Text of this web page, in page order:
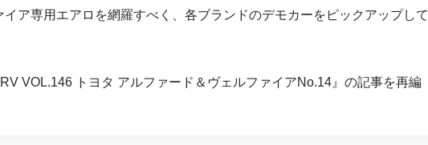
ア専用エアロを網羅すべく、各ブランドのデモカーをピックアップして
VOL.146 トヨタ アルファード＆ヴェルファイアNo.14』の記事を再編